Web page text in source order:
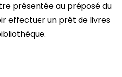
présentée au préposé du
effectuer un prêt de livres